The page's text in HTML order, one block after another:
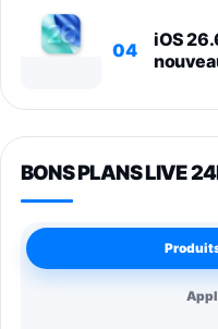
04
iOS
BONS PLANS LIVE